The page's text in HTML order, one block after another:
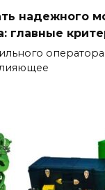
надежного
главные